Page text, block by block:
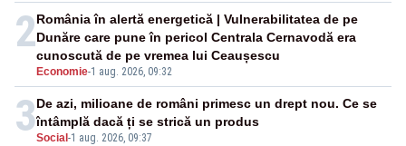
2
Economie-1 aug. 2026, 09:32
România în alertă energetică | Vulnerabilitatea de pe
Dunăre care pune în pericol Centrala Cernavodă era
cunoscută de pe vremea lui Ceaușescu
3Social -1 aug. 2026, 09:37
De azi, milioane de români primesc un drept nou. Ce se
întâmplă dacă ți se strică un produs